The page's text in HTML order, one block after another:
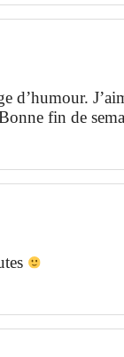
d’humour.
fin de